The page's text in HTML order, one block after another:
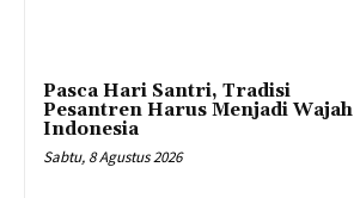
Pasca Hari Santri, Tradisi
Pesantren Harus Menjadi Wajah
Indonesia
Sabtu, 8 Agustus 2026